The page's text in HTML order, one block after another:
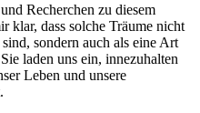
Recherchen zu diesem
‍klar,⁢ dass solche ⁢Träume ​nicht
sondern auch als ⁣eine Art
laden uns ein, innezuhalten
Leben und unsere